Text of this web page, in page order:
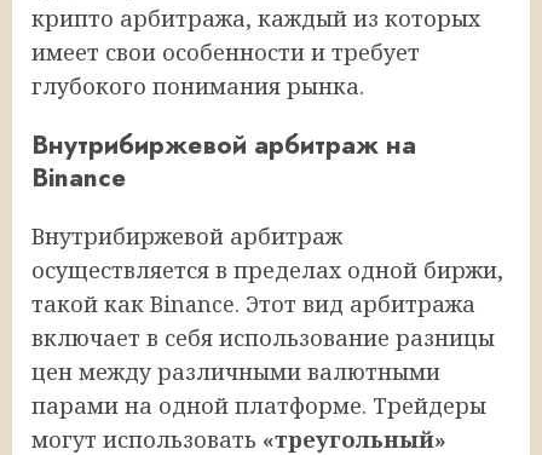
крипто арбитража, каждый из которых
имеет свои особенности и требует
глубокого понимания рынка.
Внутрибиржевой арбитраж на
Binance
Внутрибиржевой арбитраж
осуществляется в пределах одной биржи,
такой как Binance. Этот вид арбитража
включает в себя использование разницы
цен между различными валютными
парами на одной платформе. Трейдеры
могут использовать «треугольный»